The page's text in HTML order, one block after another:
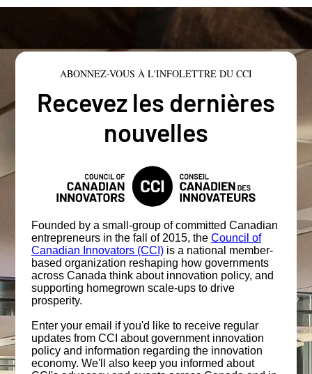
ABONNEZ-VOUS À L'INFOLETTRE DU CCI
Recevez les dernières
nouvelles